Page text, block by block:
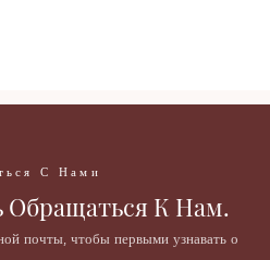
С Нами
Обращаться К Нам.
почты, чтобы первыми узнавать о